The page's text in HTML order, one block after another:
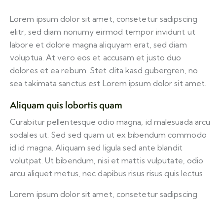
Lorem ipsum dolor sit amet, consetetur sadipscing
elitr, sed diam nonumy eirmod tempor invidunt ut
labore et dolore magna aliquyam erat, sed diam
voluptua. At vero eos et accusam et justo duo
dolores et ea rebum. Stet clita kasd gubergren, no
sea takimata sanctus est Lorem ipsum dolor sit amet.
Aliquam quis lobortis quam
Curabitur pellentesque odio magna, id malesuada arcu
sodales ut. Sed sed quam ut ex bibendum commodo
id id magna. Aliquam sed ligula sed ante blandit
volutpat. Ut bibendum, nisi et mattis vulputate, odio
arcu aliquet metus, nec dapibus risus risus quis lectus.
Lorem ipsum dolor sit amet, consetetur sadipscing